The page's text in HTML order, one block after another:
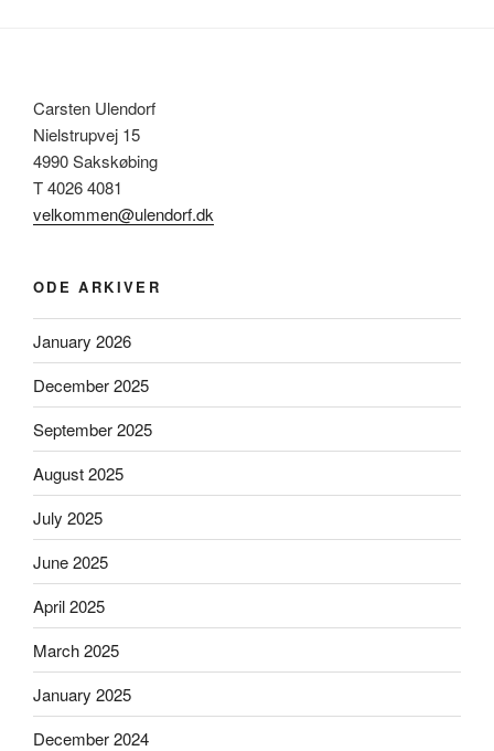
Carsten Ulendorf
Nielstrupvej 15
4990 Sakskøbing
T 4026 4081
velkommen@ulendorf.dk
ODE ARKIVER
January 2026
December 2025
September 2025
August 2025
July 2025
June 2025
April 2025
March 2025
January 2025
December 2024